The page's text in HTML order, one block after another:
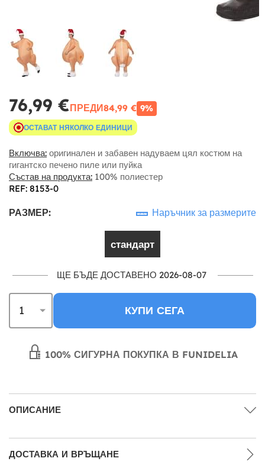
76,99 €ПРЕДИ84,99 € 9%
ОСТАВАТ НЯКОЛКО ЕДИНИЦИ
Включва: оригинален и забавен надуваем цял костюм на
гигантско печено пиле или пуйка
Състав на продукта: 100% полиестер
REF: 8153-0
РАЗМЕР: Наръчник за размерите
стандарт
ЩЕ БЪДЕ ДОСТАВЕНО 2026-08-07
КУПИ СЕГА
100% СИГУРНА ПОКУПКА В FUNIDELIA
ОПИСАНИЕ
ДОСТАВКА И ВРЪЩАНЕ